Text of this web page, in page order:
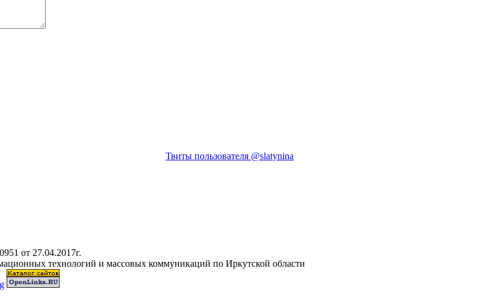
Твиты пользователя @slatynina
от 27.04.2017г.
технологий и массовых коммуникаций по Иркутской области